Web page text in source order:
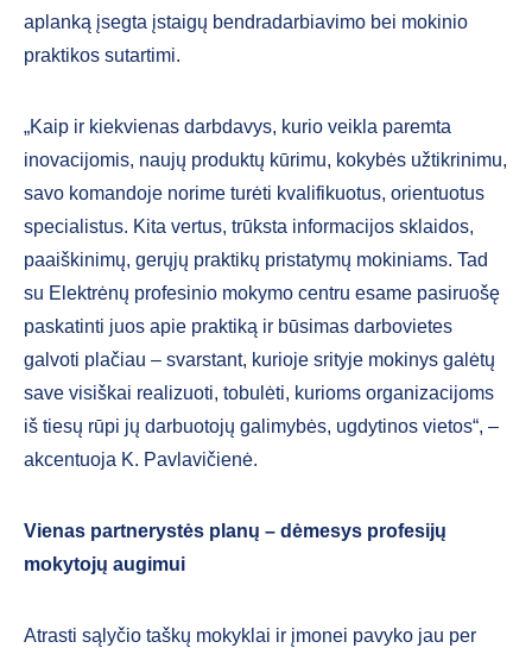
aplanką įsegta įstaigų bendradarbiavimo bei mokinio
praktikos sutartimi.
„Kaip ir kiekvienas darbdavys, kurio veikla paremta
inovacijomis, naujų produktų kūrimu, kokybės užtikrinimu,
savo komandoje norime turėti kvalifikuotus, orientuotus
specialistus. Kita vertus, trūksta informacijos sklaidos,
paaiškinimų, gerųjų praktikų pristatymų mokiniams. Tad
su Elektrėnų profesinio mokymo centru esame pasiruošę
paskatinti juos apie praktiką ir būsimas darbovietes
galvoti plačiau – svarstant, kurioje srityje mokinys galėtų
save visiškai realizuoti, tobulėti, kurioms organizacijoms
iš tiesų rūpi jų darbuotojų galimybės, ugdytinos vietos“, –
akcentuoja K. Pavlavičienė.
Vienas partnerystės planų – dėmesys profesijų
mokytojų augimui
Atrasti sąlyčio taškų mokyklai ir įmonei pavyko jau per